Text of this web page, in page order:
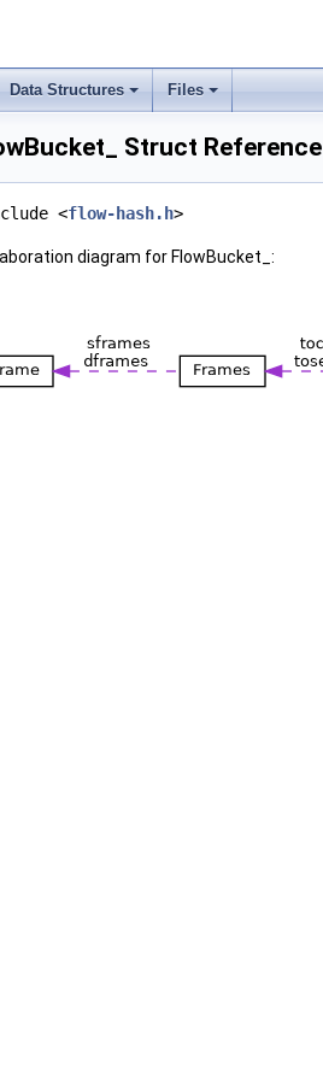
Data Structures Files
Struct Reference
<flow-hash.h>
diagram for FlowBucket_: